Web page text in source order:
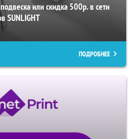
или скидка 500р. в сети
SUNLIGHT
ПОДРОБНЕЕ